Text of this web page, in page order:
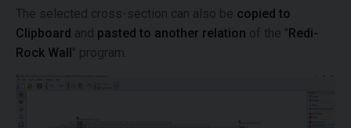
The selected cross-section can also be copied to
Clipboard and pasted to another relation of the "Redi-
Rock Wall" program.